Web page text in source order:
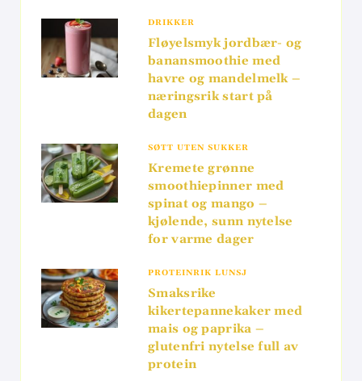
DRIKKER
Fløyelsmyk jordbær- og
banansmoothie med
havre og mandelmelk –
næringsrik start på
dagen
SØTT UTEN SUKKER
Kremete grønne
smoothiepinner med
spinat og mango –
kjølende, sunn nytelse
for varme dager
PROTEINRIK LUNSJ
Smaksrike
kikertepannekaker med
mais og paprika –
glutenfri nytelse full av
protein